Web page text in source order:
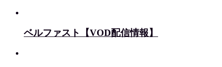
ベルファスト【VOD配信情報】